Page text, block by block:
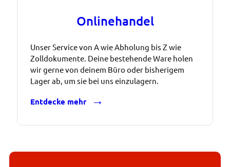
Onlinehandel
Unser Service von A wie Abholung bis Z wie
Zolldokumente. Deine bestehende Ware holen
wir gerne von deinem Büro oder bisherigem
Lager ab, um sie bei uns einzulagern.
Entdecke mehr